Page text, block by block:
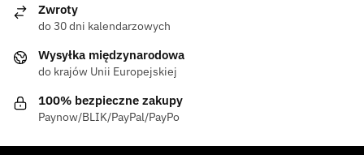
Zwroty
do 30 dni kalendarzowych
Wysyłka międzynarodowa
do krajów Unii Europejskiej
100% bezpieczne zakupy
Paynow/BLIK/PayPal/PayPo